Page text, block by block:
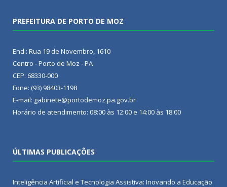
PREFEITURA DE PORTO DE MOZ
End.: Rua 19 de Novembro, 1610
Centro - Porto de Moz - PA
CEP: 68330-000
Fone: (93) 98403-1198
E-mail: gabinete@portodemoz.pa.gov.br
Horário de atendimento: 08:00 às 12:00 e 14:00 às 18:00
ÚLTIMAS PUBLICAÇÕES
Inteligência Artificial e Tecnologia Assistiva: Inovando a Educação